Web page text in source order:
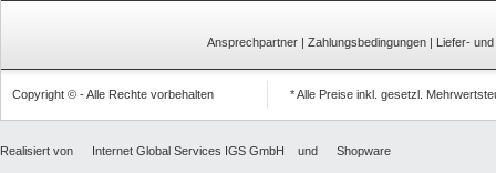
Ansprechpartner | Zahlungsbedingungen | Liefer-
Copyright © - Alle Rechte vorbehalten * Alle Preise inkl. gesetzl.
Realisiert von Internet Global Services IGS GmbH und Shopware